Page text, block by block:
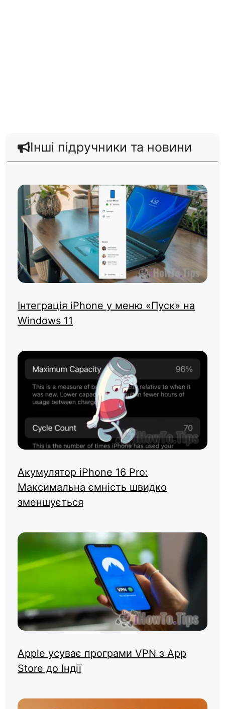
Інші підручники та новини
Інтеграція iPhone у меню «Пуск» на
Windows 11
Акумулятор iPhone 16 Pro:
Максимальна ємність швидко
зменшується
Apple усуває програми VPN з App
Store до Індії